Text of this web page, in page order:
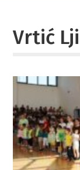
Vrtić